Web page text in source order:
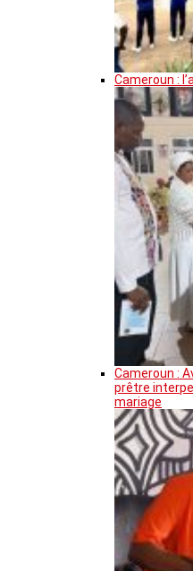
Cameroun :
Cameroun :
prêtre
mariage